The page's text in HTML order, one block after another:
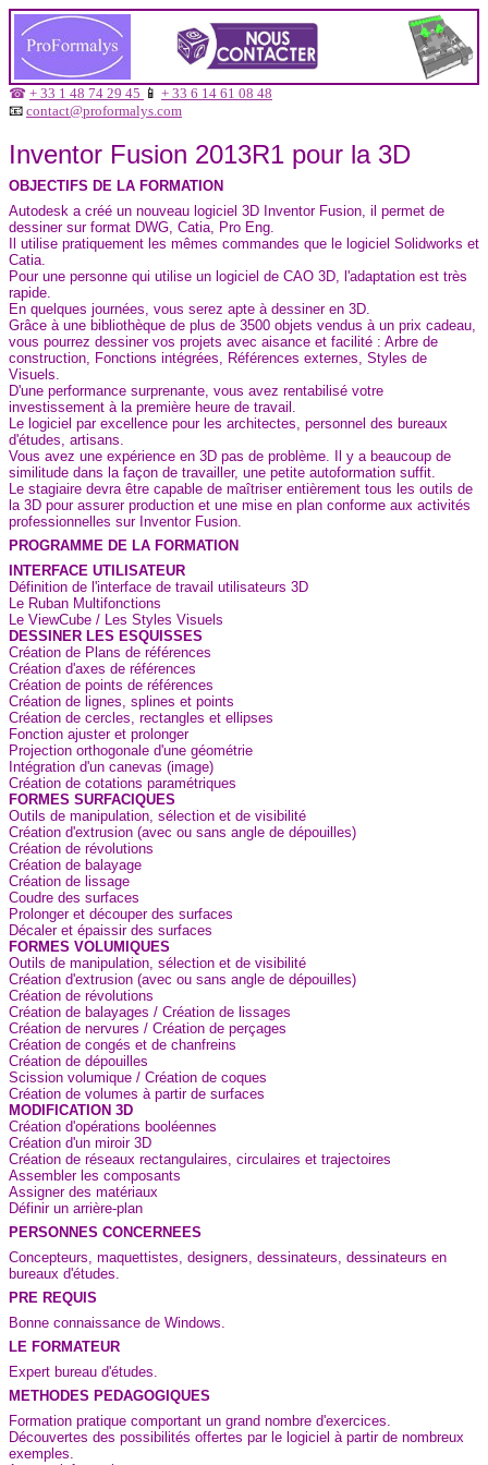
☎ + 33 1 48 74 29 45 📱 + 33 6 14 61 08 48
📧 contact@proformalys.com
Inventor Fusion 2013R1 pour la 3D
OBJECTIFS DE LA FORMATION
Autodesk a créé un nouveau logiciel 3D Inventor Fusion, il permet de
dessiner sur format DWG, Catia, Pro Eng.
Il utilise pratiquement les mêmes commandes que le logiciel Solidworks et
Catia.
Pour une personne qui utilise un logiciel de CAO 3D, l'adaptation est très
rapide.
En quelques journées, vous serez apte à dessiner en 3D.
Grâce à une bibliothèque de plus de 3500 objets vendus à un prix cadeau,
vous pourrez dessiner vos projets avec aisance et facilité : Arbre de
construction, Fonctions intégrées, Références externes, Styles de
Visuels.
D'une performance surprenante, vous avez rentabilisé votre
investissement à la première heure de travail.
Le logiciel par excellence pour les architectes, personnel des bureaux
d'études, artisans.
Vous avez une expérience en 3D pas de problème. Il y a beaucoup de
similitude dans la façon de travailler, une petite autoformation suffit.
Le stagiaire devra être capable de maîtriser entièrement tous les outils de
la 3D pour assurer production et une mise en plan conforme aux activités
professionnelles sur Inventor Fusion.
PROGRAMME DE LA FORMATION
INTERFACE UTILISATEUR
Définition de l'interface de travail utilisateurs 3D
Le Ruban Multifonctions
Le ViewCube / Les Styles Visuels
DESSINER LES ESQUISSES
Création de Plans de références
Création d'axes de références
Création de points de références
Création de lignes, splines et points
Création de cercles, rectangles et ellipses
Fonction ajuster et prolonger
Projection orthogonale d'une géométrie
Intégration d'un canevas (image)
Création de cotations paramétriques
FORMES SURFACIQUES
Outils de manipulation, sélection et de visibilité
Création d'extrusion (avec ou sans angle de dépouilles)
Création de révolutions
Création de balayage
Création de lissage
Coudre des surfaces
Prolonger et découper des surfaces
Décaler et épaissir des surfaces
FORMES VOLUMIQUES
Outils de manipulation, sélection et de visibilité
Création d'extrusion (avec ou sans angle de dépouilles)
Création de révolutions
Création de balayages / Création de lissages
Création de nervures / Création de perçages
Création de congés et de chanfreins
Création de dépouilles
Scission volumique / Création de coques
Création de volumes à partir de surfaces
MODIFICATION 3D
Création d'opérations booléennes
Création d'un miroir 3D
Création de réseaux rectangulaires, circulaires et trajectoires
Assembler les composants
Assigner des matériaux
Définir un arrière-plan
PERSONNES CONCERNEES
Concepteurs, maquettistes, designers, dessinateurs, dessinateurs en
bureaux d'études.
PRE REQUIS
Bonne connaissance de Windows.
LE FORMATEUR
Expert bureau d'études.
METHODES PEDAGOGIQUES
Formation pratique comportant un grand nombre d'exercices.
Découvertes des possibilités offertes par le logiciel à partir de nombreux
exemples.